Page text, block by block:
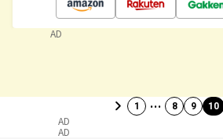
AD
1 … 8 9 10
AD
AD